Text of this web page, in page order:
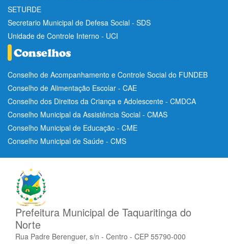
SETURDE
Secretario Municipal de Defesa Social - SDS
Unidade de Controle Interno - UCI
Conselho de Acompanhamento e Controle Social do FUNDEB
Conselho de Alimentação Escolar - CAE
Conselho dos Direitos da Criança e Adolescente - CMDCA
Conselho Municipal da Assistência Social - CMAS
Conselho Municipal de Educação - CME
Conselho Municipal de Saúde - CMS
Prefeitura Municipal de Taquaritinga do
Norte
Rua Padre Berenguer, s/n - Centro - CEP 55790-000